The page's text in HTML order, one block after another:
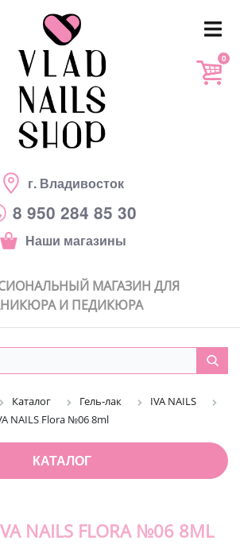
г. Владивосток
8 950 284 85 30
Наши магазины
0
МАГАЗИН ДЛЯ
И ПЕДИКЮРА
Каталог Гель-лак
IVA NAILS
NAILS Flora №06 8ml
КАТАЛОГ
NAILS FLORA №06 8ML